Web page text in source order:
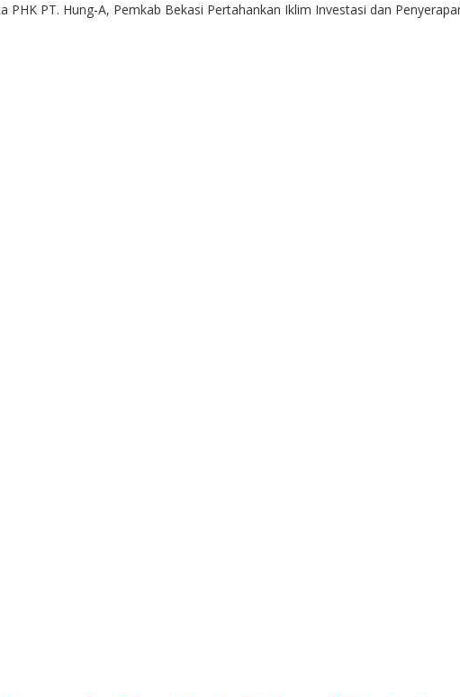
PHK PT. Hung-A, Pemkab Bekasi Pertahankan Iklim Investasi dan